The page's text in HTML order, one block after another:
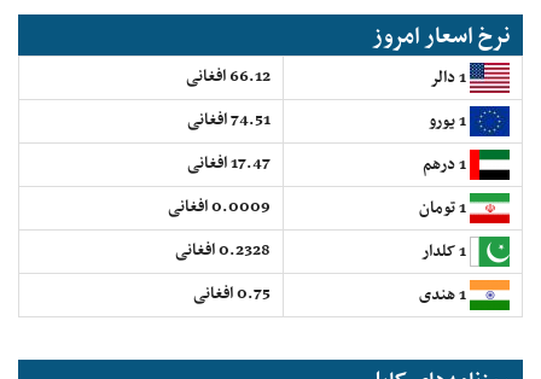
نرخ اسعار امروز
66.12 افغانی
74.51 افغانی
17.47 افغانی
0.0009 افغانی
0.2328 افغانی
0.75 افغانی